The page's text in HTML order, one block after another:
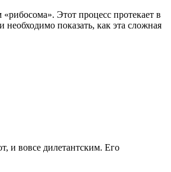
Этот процесс протекает в
показать, как эта сложная
и вовсе дилетантским. Его